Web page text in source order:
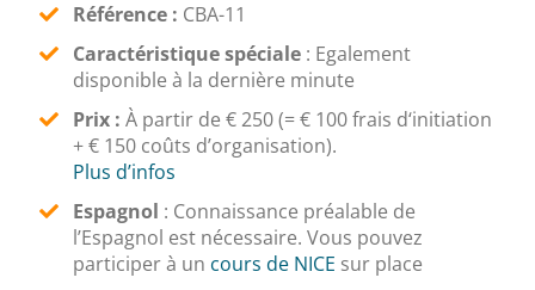
Référence : CBA-11
Caractéristique spéciale : Egalement
disponible à la dernière minute
Prix : À partir de € 250 (= € 100 frais d‘initiation
+ € 150 coûts d’organisation).
Plus d’infos
Espagnol : Connaissance préalable de
l’Espagnol est nécessaire. Vous pouvez
participer à un cours de NICE sur place